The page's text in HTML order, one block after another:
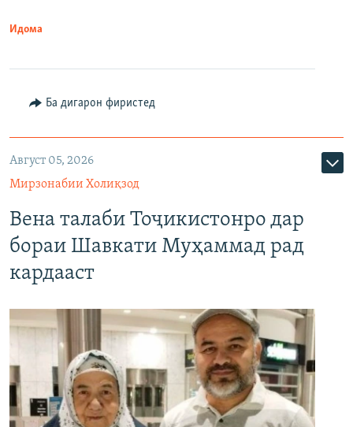
Идома
Ба дигарон фиристед
Август 05, 2026
Мирзонабии Холиқзод
Вена талаби Тоҷикистонро дар
бораи Шавкати Муҳаммад рад
кардааст